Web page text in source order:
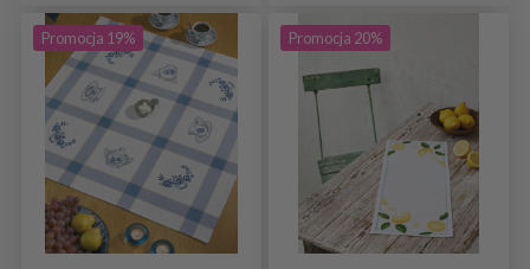
Promocja 19% Promocja 20%